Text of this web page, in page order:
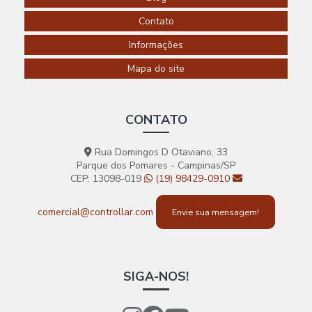
RESIDENCIAL
AUTOMAÇÃO
EM SP
AUTOMAÇÃO
RESIDENCIAL
RESIDENCIAL
Contato
Informações
Mapa do site
CONTATO
Rua Domingos D Otaviano, 33
Parque dos Pomares - Campinas/SP
CEP: 13098-019
(19) 98429-0910
comercial@controllar.com Envie sua mensagem!
SIGA-NOS!